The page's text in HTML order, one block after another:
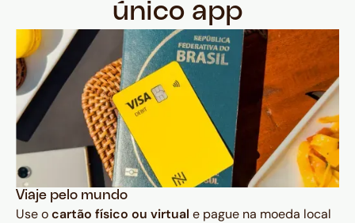
único app
Viaje pelo mundo
Use ocartão físico ou virtual e pague na moeda local